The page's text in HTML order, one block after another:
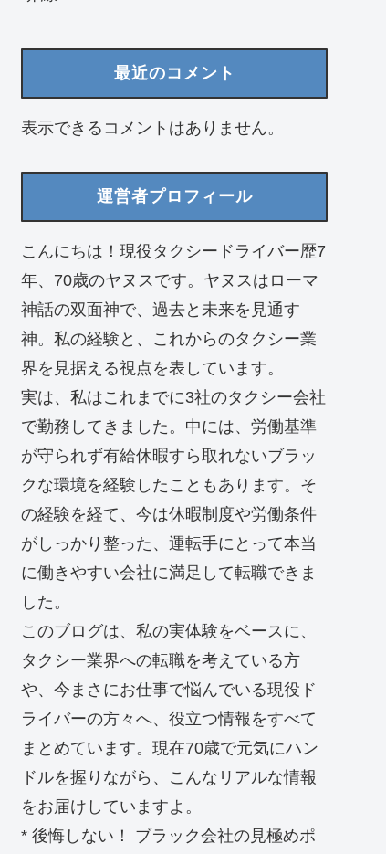
最近のコメント
表示できるコメントはありません。
運営者プロフィール
こんにちは！現役タクシードライバー歴7
年、70歳のヤヌスです。ヤヌスはローマ
神話の双面神で、過去と未来を見通す
神。私の経験と、これからのタクシー業
界を見据える視点を表しています。
実は、私はこれまでに3社のタクシー会社
で勤務してきました。中には、労働基準
が守られず有給休暇すら取れないブラッ
クな環境を経験したこともあります。そ
の経験を経て、今は休暇制度や労働条件
がしっかり整った、運転手にとって本当
に働きやすい会社に満足して転職できま
した。
このブログは、私の実体験をベースに、
タクシー業界への転職を考えている方
や、今まさにお仕事で悩んでいる現役ド
ライバーの方々へ、役立つ情報をすべて
まとめています。現在70歳で元気にハン
ドルを握りながら、こんなリアルな情報
をお届けしていますよ。
* 後悔しない！ ブラック会社の見極めポ